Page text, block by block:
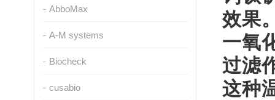
AbboMax
A-M systems
Biocheck
cusabio
效果
一氧
过滤
这种